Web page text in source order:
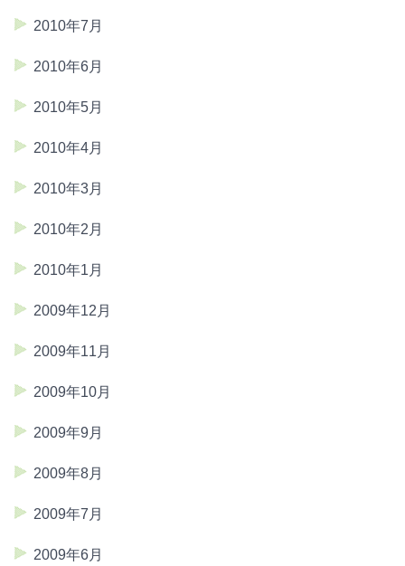
2010年7月
2010年6月
2010年5月
2010年4月
2010年3月
2010年2月
2010年1月
2009年12月
2009年11月
2009年10月
2009年9月
2009年8月
2009年7月
2009年6月